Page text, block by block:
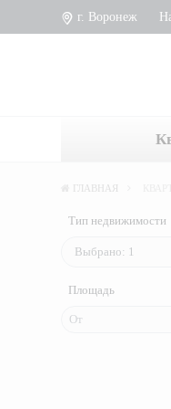
г. Воронеж
ГЛАВНАЯ
Тип недвижимости
Площадь